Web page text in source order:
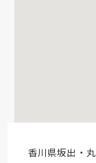
香川県坂出・